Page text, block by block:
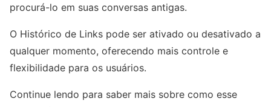
procurá-lo em suas conversas antigas.
O Histórico de Links pode ser ativado ou desativado a
qualquer momento, oferecendo mais controle e
flexibilidade para os usuários.
Continue lendo para saber mais sobre como esse